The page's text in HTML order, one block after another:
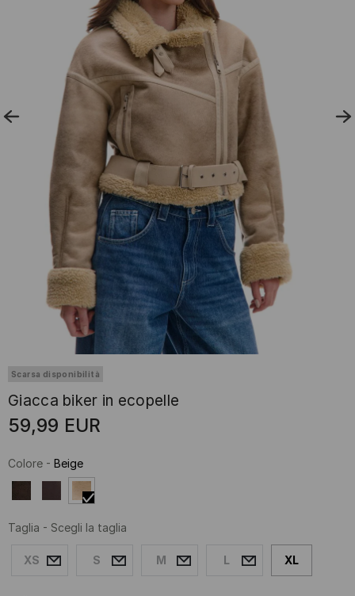
Scarsa disponibilità
Giacca biker in ecopelle
59,99 EUR
Colore - Beige
Taglia - Scegli la taglia
XS S M L XL